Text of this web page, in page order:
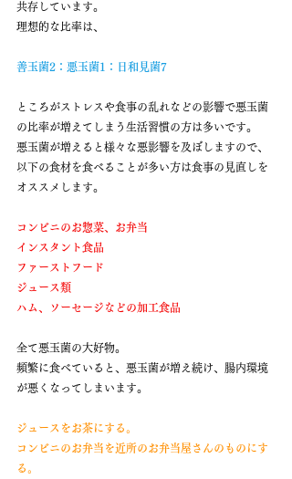
共存しています。
理想的な比率は、
善玉菌2：悪玉菌1：日和見菌7
ところがストレスや食事の乱れなどの影響で悪玉菌
の比率が増えてしまう生活習慣の方は多いです。
悪玉菌が増えると様々な悪影響を及ぼしますので、
以下の食材を食べることが多い方は食事の見直しを
オススメします。
コンビニのお惣菜、お弁当
インスタント食品
ファーストフード
ジュース類
ハム、ソーセージなどの加工食品
全て悪玉菌の大好物。
頻繁に食べていると、悪玉菌が増え続け、腸内環境
が悪くなってしまいます。
ジュースをお茶にする。
コンビニのお弁当を近所のお弁当屋さんのものにす
る。